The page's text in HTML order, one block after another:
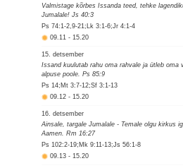
Valmistage kõrbes Issanda teed, tehke
Jumalale! Js 40:3
Ps 74:1-2,9-21;Lk 3:1-6;Jr 4:1-4
09.11- 15.20
15. detsember
Issand kuulutab rahu oma rahvale ja ütleb oma
alpuse poole. Ps 85:9
Ps 14;Mt 3:7-12;Sf 3:1-13
09.12- 15.20
16. detsember
Ainsale, targale Jumalale - Temale olgu kirkus
Aamen. Rm 16:27
Ps 102:2-19;Mk 9:11-13;Js 56:1-8
09.13- 15.20